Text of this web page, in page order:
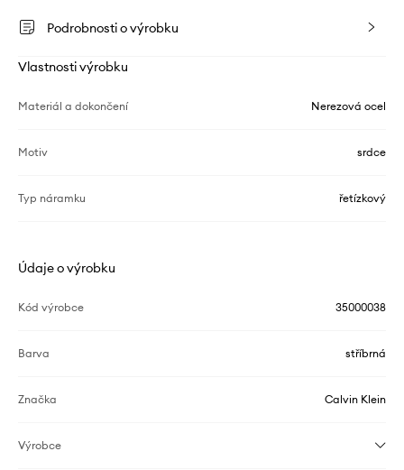
Podrobnosti o výrobku
Vlastnosti výrobku
Materiál a dokončení Nerezová ocel
Motiv srdce
Typ náramku řetízkový
Údaje o výrobku
Kód výrobce 35000038
Barva stříbrná
Značka Calvin Klein
Výrobce